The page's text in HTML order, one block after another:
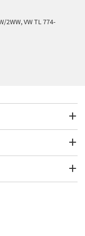
2WW, VW TL 774-